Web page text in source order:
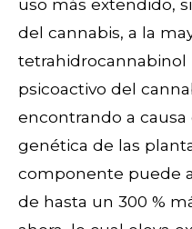
del cannabis, a la
psicoactivo del
encontrando a
genética de las
componente puede
de hasta un 300 %